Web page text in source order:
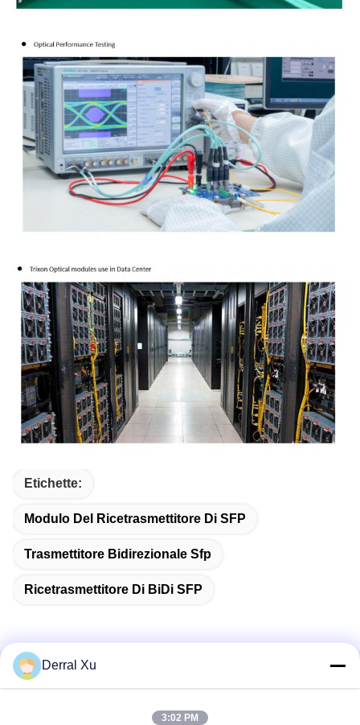
Etichette:
Modulo Del Ricetrasmettitore Di SFP
Trasmettitore Bidirezionale Sfp
Ricetrasmettitore Di BiDi SFP
Contatto rapido
Derral Xu
3:02 PM